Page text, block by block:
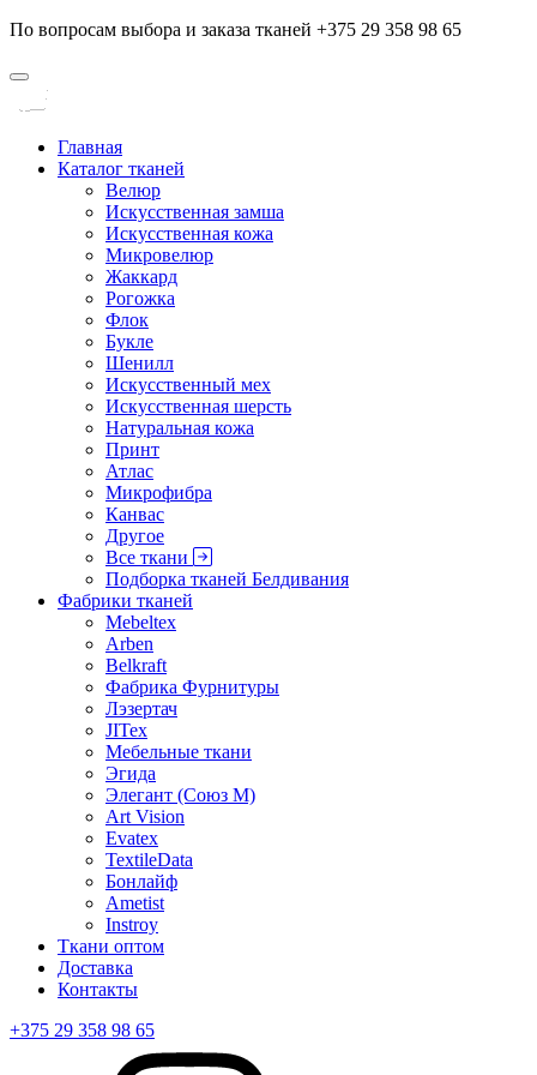
По вопросам выбора и заказа тканей +375 29 358 98 65
Главная
Каталог тканей
Велюр
Искусственная замша
Искусственная кожа
Микровелюр
Жаккард
Рогожка
Флок
Букле
Шенилл
Искусственный мех
Искусственная шерсть
Натуральная кожа
Принт
Атлас
Микрофибра
Канвас
Другое
Все ткани
Подборка тканей Белдивания
Фабрики тканей
Mebeltex
Arben
Belkraft
Фабрика Фурнитуры
Лэзертач
JITex
Мебельные ткани
Эгида
Элегант (Союз М)
Art Vision
Evatex
TextileData
Бонлайф
Ametist
Instroy
Ткани оптом
Доставка
Контакты
+375 29 358 98 65